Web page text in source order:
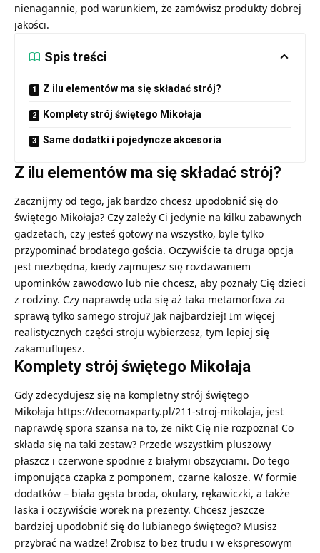
nienagannie, pod warunkiem, że zamówisz produkty dobrej
jakości.
Spis treści
Z ilu elementów ma się składać strój?
Komplety strój świętego Mikołaja
Same dodatki i pojedyncze akcesoria
Z ilu elementów ma się składać strój?
Zacznijmy od tego, jak bardzo chcesz upodobnić się do
świętego Mikołaja? Czy zależy Ci jedynie na kilku zabawnych
gadżetach, czy jesteś gotowy na wszystko, byle tylko
przypominać brodatego gościa. Oczywiście ta druga opcja
jest niezbędna, kiedy zajmujesz się rozdawaniem
upominków zawodowo lub nie chcesz, aby poznały Cię dzieci
z rodziny. Czy naprawdę uda się aż taka metamorfoza za
sprawą tylko samego stroju? Jak najbardziej! Im więcej
realistycznych części stroju wybierzesz, tym lepiej się
zakamuflujesz.
Komplety strój świętego Mikołaja
Gdy zdecydujesz się na kompletny strój świętego
Mikołaja https://decomaxparty.pl/211-stroj-mikolaja, jest
naprawdę spora szansa na to, że nikt Cię nie rozpozna! Co
składa się na taki zestaw? Przede wszystkim pluszowy
płaszcz i czerwone spodnie z białymi obszyciami. Do tego
imponująca czapka z pomponem, czarne kalosze. W formie
dodatków – biała gęsta broda, okulary, rękawiczki, a także
laska i oczywiście worek na prezenty. Chcesz jeszcze
bardziej upodobnić się do lubianego świętego? Musisz
przybrać na wadze! Zrobisz to bez trudu i w ekspresowym